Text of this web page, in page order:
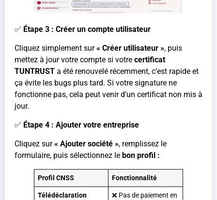
✅ Étape 3 : Créer un compte utilisateur
Cliquez simplement sur« Créer utilisateur », puis
mettez à jour votre compte si votre certificat
TUNTRUST a été renouvelé récemment, c’est rapide et
ça évite les bugs plus tard. Si votre signature ne
fonctionne pas, cela peut venir d’un certificat non mis à
jour.
✅ Étape 4 : Ajouter votre entreprise
Cliquez sur« Ajouter société », remplissez le
formulaire, puis sélectionnez le bon profil :
Profil CNSS Fonctionnalité
Télédéclaration
❌ Pas de paiement en